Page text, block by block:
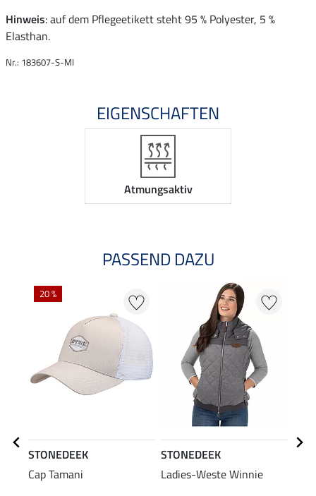
Hinweis: auf dem Pflegeetikett steht 95 % Polyester, 5 %
Elasthan.
Nr.: 183607-S-MI
EIGENSCHAFTEN
Atmungsaktiv
PASSEND DAZU
20 %
STONEDEEK
Cap Tamani
STONEDEEK
Ladies-Weste Winnie